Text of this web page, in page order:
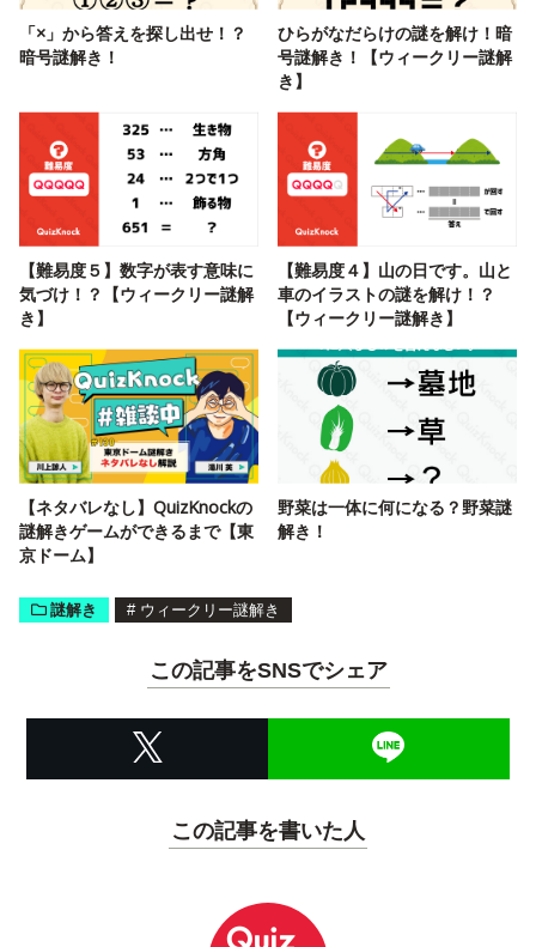
「×」から答えを探し出せ！？
暗号謎解き！
ひらがなだらけの謎を解け！暗
号謎解き！【ウィークリー謎解
き】
【難易度５】数字が表す意味に
気づけ！？【ウィークリー謎解
き】
【難易度４】山の日です。山と
車のイラストの謎を解け！？
【ウィークリー謎解き】
【ネタバレなし】QuizKnockの
謎解きゲームができるまで【東
京ドーム】
野菜は一体に何になる？野菜謎
解き！
謎解き # ウィークリー謎解き
この記事をSNSでシェア
この記事を書いた人